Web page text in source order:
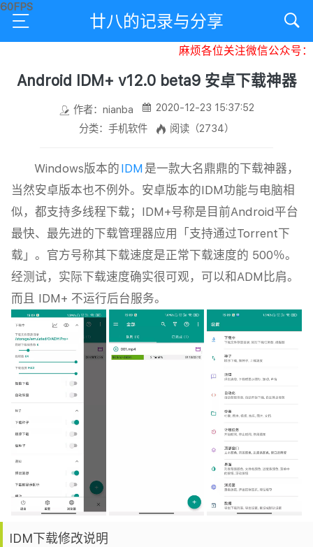
廿八的记录与分享
麻烦各位关注微信公众号：
Android IDM+ v12.0 beta9 安卓下载神器
作者：nianba
2020-12-23 15:37:52
分类：手机软件
阅读（2734）
Windows版本的 IDM 是一款大名鼎鼎的下载神器，
当然安卓版本也不例外。安卓版本的IDM功能与电脑相
似，都支持多线程下载；IDM+号称是目前Android平台
最快、最先进的下载管理器应用「支持通过Torrent下
载」。官方号称其下载速度是正常下载速度的 500％。
经测试，实际下载速度确实很可观，可以和ADM比肩。
而且 IDM+ 不运行后台服务。
IDM下载修改说明